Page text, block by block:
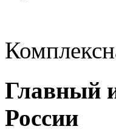
Главный
России